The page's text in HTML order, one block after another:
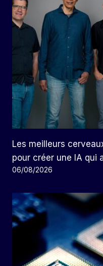
Les meilleurs
pour créer une IA qui
06/08/2026